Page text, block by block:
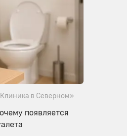
в Северном»
появляется